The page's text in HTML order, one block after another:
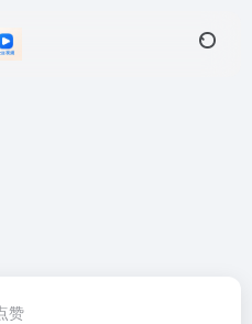
赞